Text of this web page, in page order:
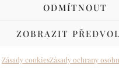
ODMÍTNOUT
ZOBRAZIT
Zásady cookiesZásady ochrany
GDPR/ COOKIES